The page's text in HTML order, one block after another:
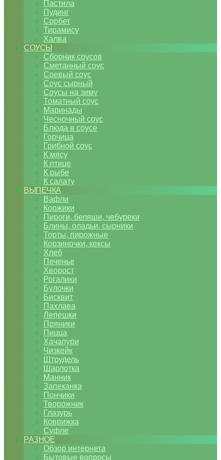
Пастила
Пудинг
Сорбет
Тирамису
Халва
СОУСЫ
Сборник соусов
Сметанный соус
Соевый соус
Соус сырный
Соусы на зиму
Томатный соус
Маринады
Чесночный соус
Блюда в соусе
Горчица
Грибной соус
К мясу
К птице
К рыбе
К салату
ВЫПЕЧКА
Вафли
Коржики
Пироги, беляши, чебуреки
Блины, оладьи, сырники
Торты, пирожные
Корзиночки, кексы
Хлеб
Печенье
Хворост
Рогалики
Булочки
Бисквит
Пахлава
Лепешки
Пряники
Пицца
Хачапури
Чизкейк
Штрудель
Шарлотка
Манник
Запеканка
Пончики
Творожник
Глазурь
Коврижка
Суфле
РАЗНОЕ
Обзор интернета
Бытовые вопросы